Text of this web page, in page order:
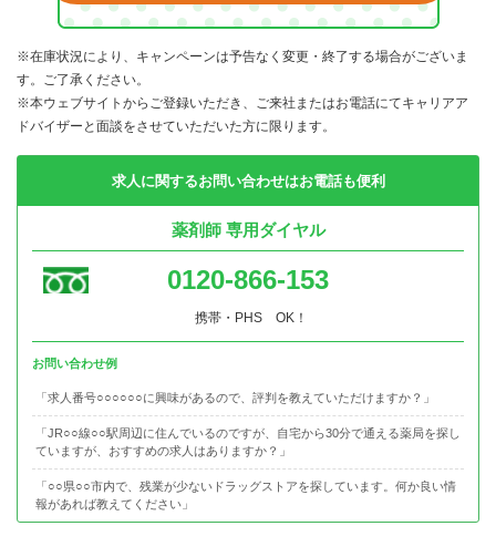
※在庫状況により、キャンペーンは予告なく変更・終了する場合がございま
す。ご了承ください。
※本ウェブサイトからご登録いただき、ご来社またはお電話にてキャリアア
ドバイザーと面談をさせていただいた方に限ります。
求人に関するお問い合わせはお電話も便利
薬剤師 専用ダイヤル
0120-866-153
携帯・PHS OK！
お問い合わせ例
「求人番号○○○○○○に興味があるので、評判を教えていただけますか？」
「JR○○線○○駅周辺に住んでいるのですが、自宅から30分で通える薬局を探し
ていますが、おすすめの求人はありますか？」
「○○県○○市内で、残業が少ないドラッグストアを探しています。何か良い情
報があれば教えてください」